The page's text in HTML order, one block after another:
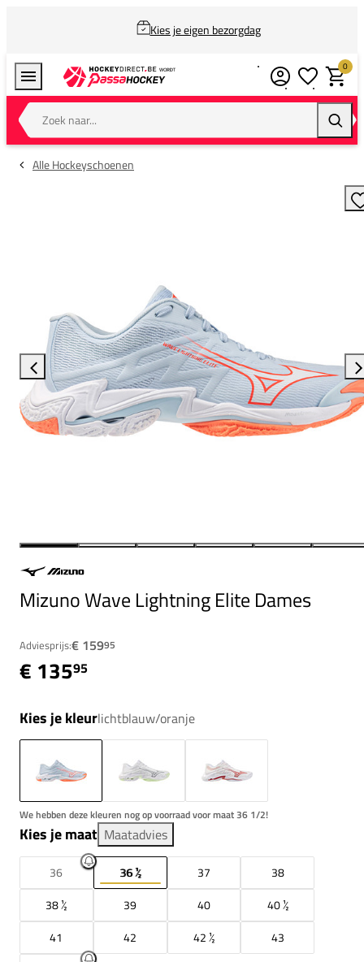
Kies je eigen bezorgdag
Zoek naar...
0
Alle Hockeyschoenen
Mizuno Wave Lightning Elite Dames
Adviesprijs:€ 15995
€ 13595
Kies je kleurlichtblauw/oranje
We hebben deze kleuren nog op voorraad voor maat 36 1/2!
Kies je maat Maatadvies
36 36 ½ 37
38
38 ½
39 40
40 ½
41
42 42 ½
43